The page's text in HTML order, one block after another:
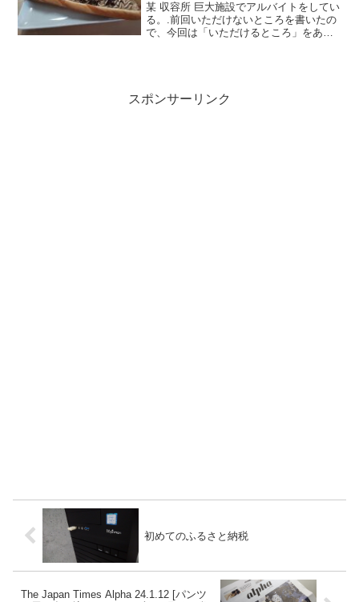
某 収容所 巨大施設でアルバイトをしてい
る。.前回いただけないところを書いたの
で、今回は「いただけるところ」をあげ
スポンサーリンク
初めてのふるさと納税
The Japan Times Alpha 24.1.12 [パンツ